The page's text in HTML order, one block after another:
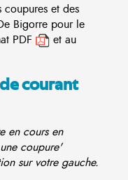
coupures et des
Bigorre pour le
PDF
et au
courant
en cours en
coupure'
sur votre gauche.